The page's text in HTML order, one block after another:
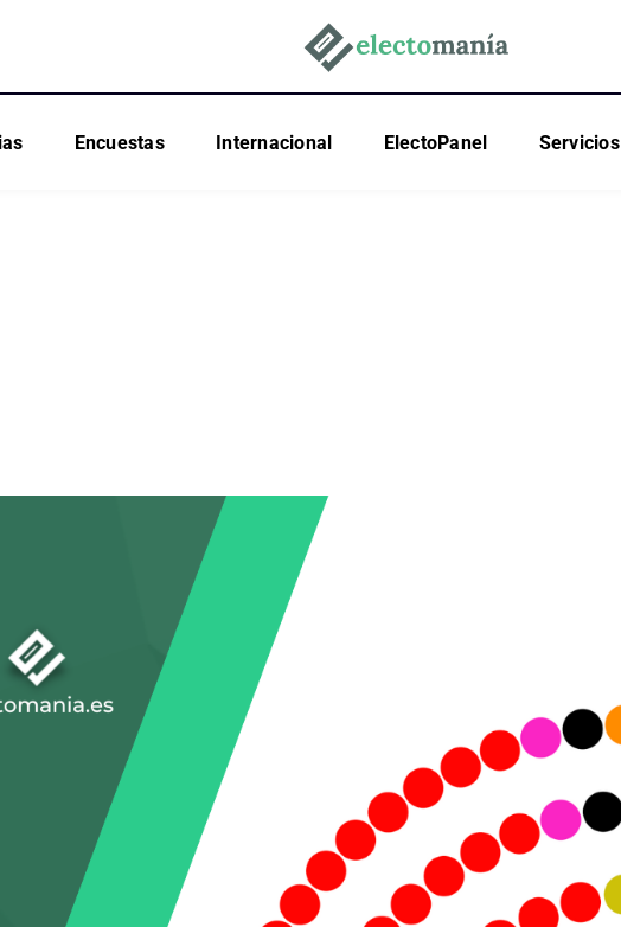
Encuestas Internacional ElectoPanel Servicios